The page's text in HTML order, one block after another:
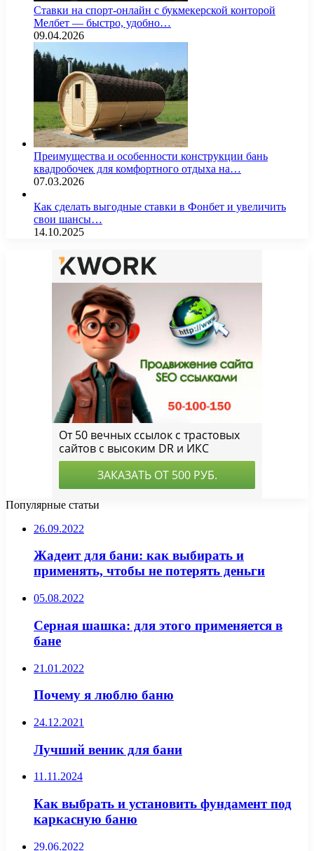
Ставки на спорт-онлайн с букмекерской конторой
Мелбет — быстро, удобно…
09.04.2026
Преимущества и особенности конструкции бань
квадробочек для комфортного отдыха на…
07.03.2026
Как сделать выгодные ставки в Фонбет и увеличить
свои шансы…
14.10.2025
Популярные статьи
26.09.2022
Жадеит для бани: как выбирать и
применять, чтобы не потерять деньги
05.08.2022
Серная шашка: для этого применяется в
бане
21.01.2022
Почему я люблю баню
24.12.2021
Лучший веник для бани
11.11.2024
Как выбрать и установить фундамент под
каркасную баню
29.06.2022